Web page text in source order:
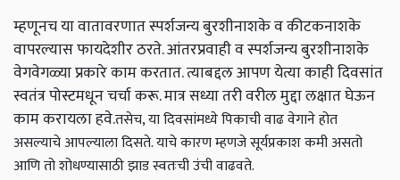
म्हणूनच या वातावरणात स्पर्शजन्य बुरशीनाशके व कीटकनाशके
वापरल्यास फायदेशीर ठरते. आंतरप्रवाही व स्पर्शजन्य बुरशीनाशके
वेगवेगळ्या प्रकारे काम करतात. त्याबद्दल आपण येत्या काही दिवसांत
स्वतंत्र पोस्टमधून चर्चा करू. मात्र सध्या तरी वरील मुद्दा लक्षात घेऊन
काम करायला हवे.तसेच, या दिवसांमध्ये पिकाची वाढ वेगाने होत
असल्याचे आपल्याला दिसते. याचे कारण म्हणजे सूर्यप्रकाश कमी असतो
आणि तो शोधण्यासाठी झाड स्वतःची उंची वाढवते.